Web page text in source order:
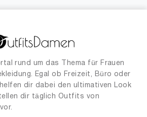
rund um das Thema für Frauen
Egal ob Freizeit, Büro oder
dir dabei den ultimativen Look
dir täglich Outfits von